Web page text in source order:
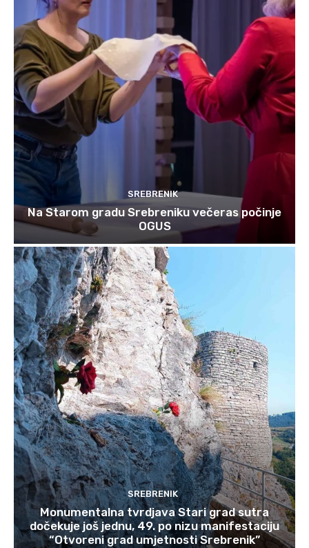
SREBRENIK
Na Starom gradu Srebreniku večeras počinje
OGUS
SREBRENIK
Monumentalna tvrdjava Stari grad sutra
dočekuje još jednu, 49. po nizu manifestaciju
“Otvoreni grad umjetnosti Srebrenik”